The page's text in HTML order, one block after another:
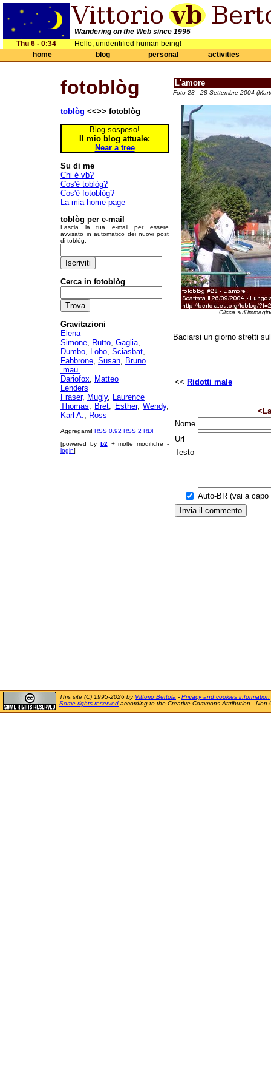
Wandering on the Web since 1995
Thu 6 - 0:34
Hello, unidentified human being!
home
blog personal activities
fotoblòg
toblòg <<>> fotoblòg
Blog sospeso!
Il mio blog attuale:
Near a tree
Su di me
Chi è vb?
Cos'è toblòg?
Cos'è fotoblòg?
La mia home page
toblòg per e-mail
Lascia la tua e-mail per essere
avvisato in automatico dei nuovi post
di toblòg.
Cerca in fotoblòg
Gravitazioni
Elena
Simone, Rutto, Gaglia,
Dumbo, Lobo, Sciasbat,
Fabbrone, Susan, Bruno
.mau.
Dariofox, Matteo
Lenders
Fraser, Mugly, Laurence
Thomas, Bret, Esther,Wendy,
Karl A., Ross
Aggregami! RSS 0.92 RSS 2 RDF
[powered by b2 + molte modifiche -
login]
L'amore
Foto 28 - 28 Settembre 2004
Clicca
Baciarsi un giorno stretti
<< Ridotti male
Nome
Url
Testo
Auto-BR (vai a capo
This site (C) 1995-2026 by Vittorio Bertola - Privacy and cookies information
Some rights reserved according to the Creative Commons Attribution - Non